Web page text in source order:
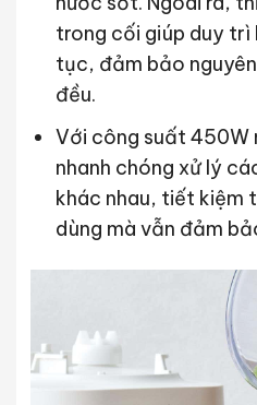
trong cối giúp duy trì
tục, đảm bảo
đều.
Với công suất 450W
nhanh chóng xử lý
khác nhau, tiết kiệm
dùng mà vẫn đảm